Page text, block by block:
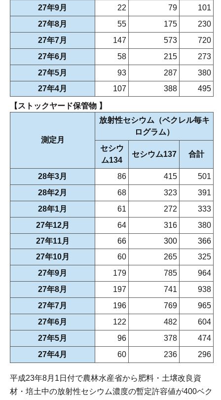
27年9月
22 79
101
27年8月
55 175
230
27年7月
147 573
720
27年6月
58 215
273
27年5月
93 287
380
27年4月
107 388 495
【ストックヤード保管物 】
測定月
放射性セシウム（ベクレル毎キ
ログラム）
セシウ
ム134
セシウム137 合計
28年3月 86 415
501
28年2月
68 323
391
28年1月
61 272
333
27年12月
64 316
380
27年11月
66 300
366
27年10月
60 265
325
27年9月
179 785
964
27年8月
197 741
938
27年7月
196 769
965
27年6月
122 482
604
27年5月
96 378
474
27年4月
60 236 296
平成23年8月1日付で農林水産省から肥料・土壌改良資
材・培土中の放射性セシウム濃度の暫定許容値が400ベク